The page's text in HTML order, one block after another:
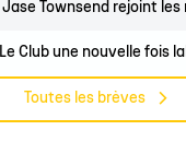
Jase Townsend rejoint les
Le Club une nouvelle fois
Toutes les brèves